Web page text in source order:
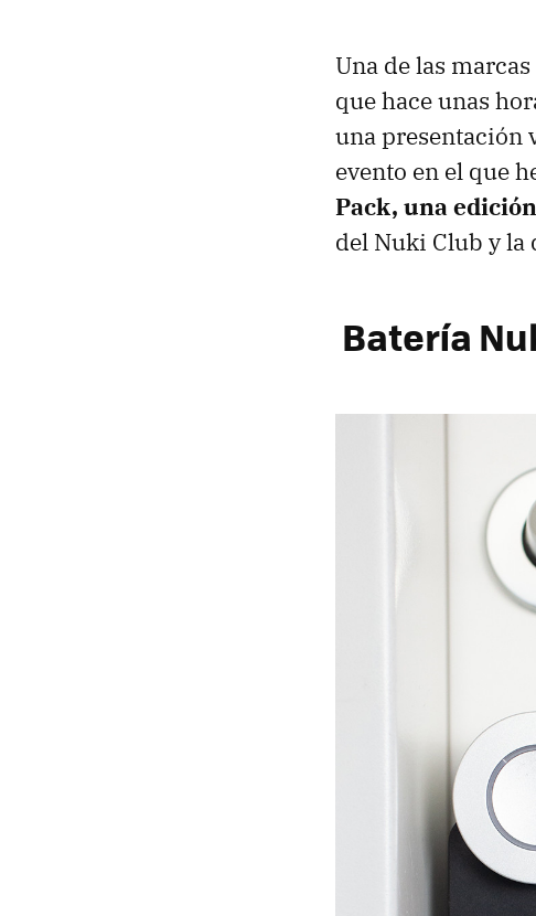
Una de las
que hace unas
una presentación
evento en el que
Pack, una
del Nuki Club y
Batería